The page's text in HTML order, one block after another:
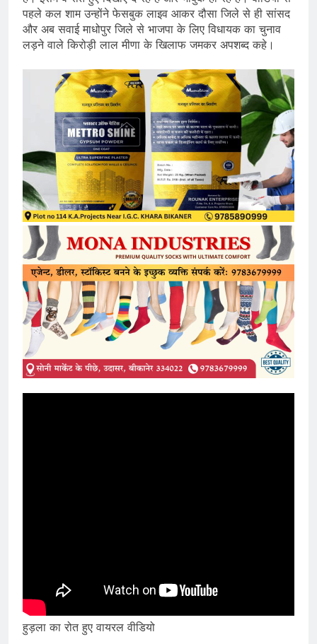
पहले कल शाम उन्होंने फेसबुक लाइव आकर दौसा जिले से ही सांसद
और अब सवाई माधोपुर जिले से भाजपा के लिए विधायक का चुनाव
लड़ने वाले किरोड़ी लाल मीणा के खिलाफ जमकर अपशब्द कहे।
हुड़ला का रोत हुए वायरल वीडियो